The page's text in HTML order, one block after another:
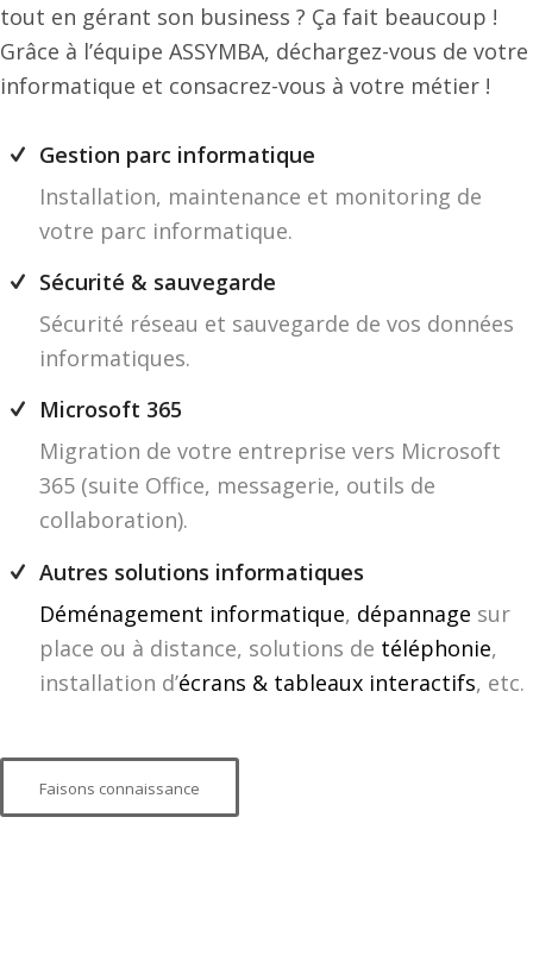
tout en gérant son business ? Ça fait beaucoup !
Grâce à l’équipe ASSYMBA, déchargez-vous de votre
informatique et consacrez-vous à votre métier !
Gestion parc informatique
Installation, maintenance et monitoring de
votre parc informatique.
Sécurité & sauvegarde
Sécurité réseau et sauvegarde de vos données
informatiques.
Microsoft 365
Migration de votre entreprise vers Microsoft
365 (suite Office, messagerie, outils de
collaboration).
Autres solutions informatiques
Déménagement informatique, dépannage sur
place ou à distance, solutions de téléphonie,
installation d’écrans & tableaux interactifs, etc.
Faisons connaissance